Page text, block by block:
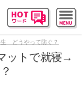
どうやって防ぐ？
ットで就寝→